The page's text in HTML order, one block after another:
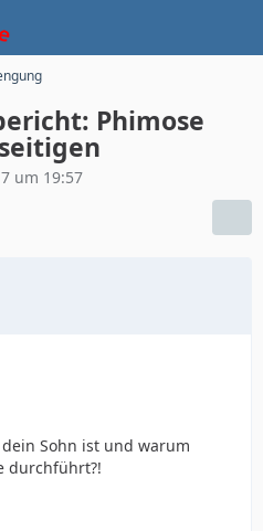
Phimose
um 19:57
Sohn ist und warum
durchführt?!